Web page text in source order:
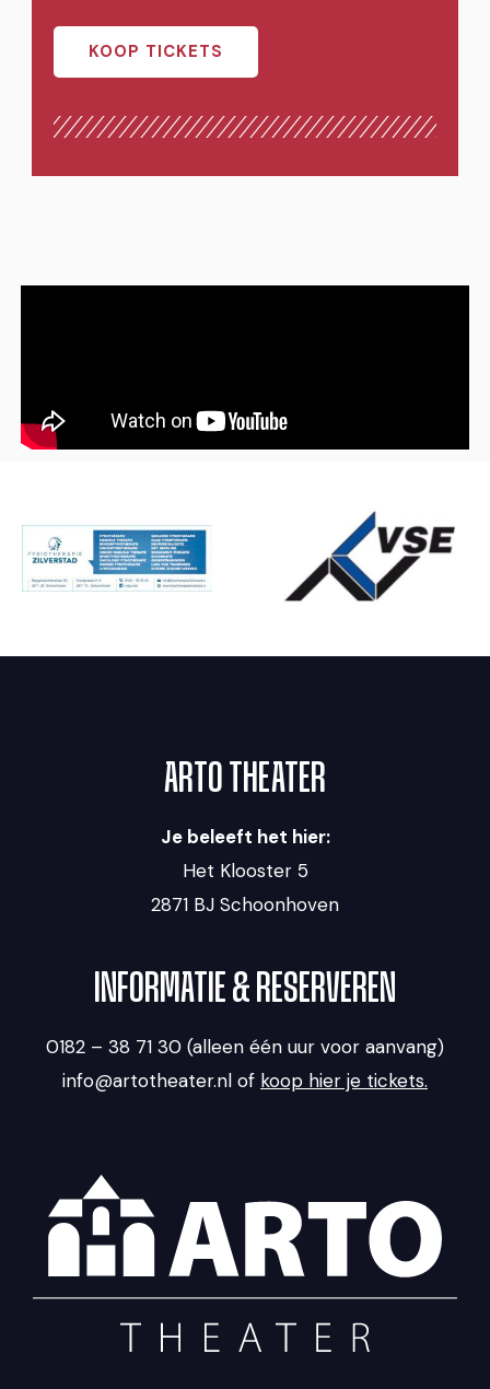
KOOP TICKETS
ARTO THEATER
Je beleeft het hier:
Het Klooster 5
2871 BJ Schoonhoven
INFORMATIE & RESERVEREN
0182 – 38 71 30 (alleen één uur voor aanvang)
info@artotheater.nl of koop hier je tickets.